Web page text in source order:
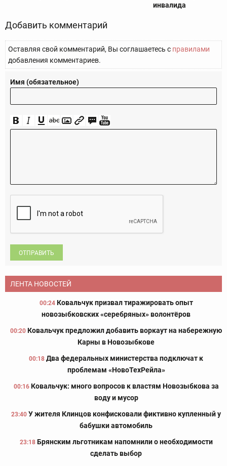
инвалида
Добавить комментарий
Оставляя свой комментарий, Вы соглашаетесь с правилами
добавления комментариев.
Имя (обязательное)
ОТПРАВИТЬ
ЛЕНТА НОВОСТЕЙ
00:24 Ковальчук призвал тиражировать опыт
новозыбковских «серебряных» волонтёров
00:20 Ковальчук предложил добавить воркаут на набережную
Карны в Новозыбкове
00:18 Два федеральных министерства подключат к
проблемам «НовоТехРейла»
00:16 Ковальчук: много вопросов к властям Новозыбкова за
воду и мусор
23:40 У жителя Клинцов конфисковали фиктивно купленный у
бабушки автомобиль
23:18 Брянским льготникам напомнили о необходимости
сделать выбор